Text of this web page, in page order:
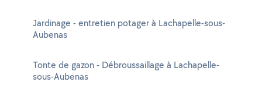
Jardinage - entretien potager à Lachapelle-sous-
Aubenas
Tonte de gazon - Débroussaillage à Lachapelle-
sous-Aubenas